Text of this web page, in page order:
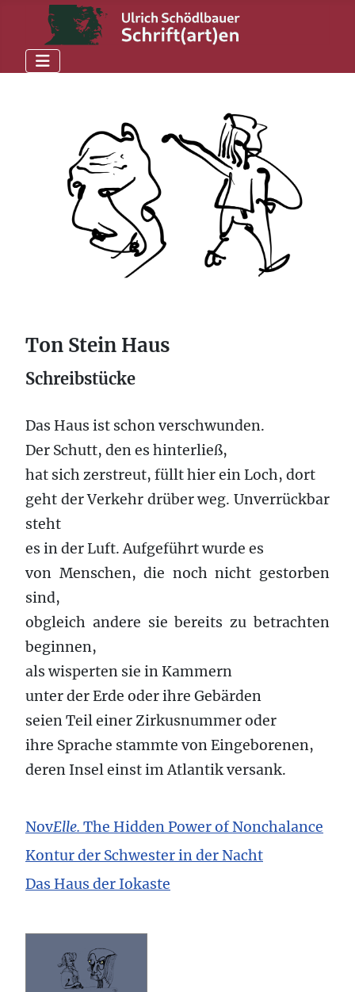
Ton Stein Haus
Schreibstücke
Das Haus ist schon verschwunden.
Der Schutt, den es hinterließ,
hat sich zerstreut, füllt hier ein Loch, dort
geht der Verkehr drüber weg. Unverrückbar
steht
es in der Luft. Aufgeführt wurde es
von Menschen, die noch nicht gestorben
sind,
obgleich andere sie bereits zu betrachten
beginnen,
als wisperten sie in Kammern
unter der Erde oder ihre Gebärden
seien Teil einer Zirkusnummer oder
ihre Sprache stammte von Eingeborenen,
deren Insel einst im Atlantik versank.
NovElle. The Hidden Power of Nonchalance
Kontur der Schwester in der Nacht
Das Haus der Iokaste